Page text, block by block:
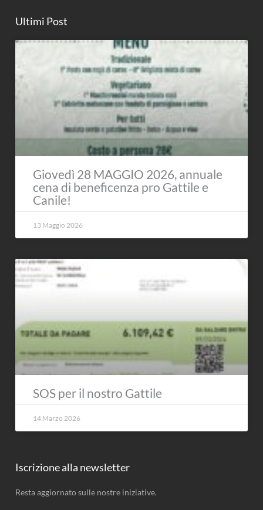
Ultimi Post
Giovedì 28 MAGGIO 2026, annuale
cena di beneficenza pro Gattile e
Canile!
13 Maggio 2026
SOS per il nostro Gattile
14 Marzo 2026
Iscrizione alla newsletter
Resta aggiornato sulle nostre iniziative.